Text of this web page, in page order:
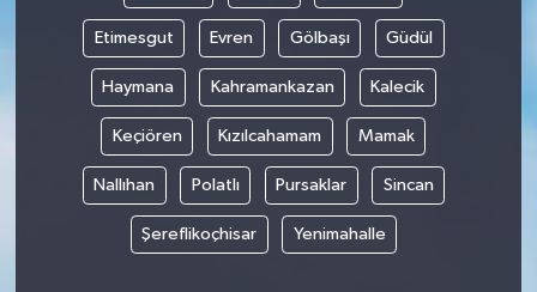
Etimesgut Evren Gölbaşı Güdül
Haymana Kahramankazan Kalecik
Keçiören Kızılcahamam Mamak
Nallıhan Polatlı Pursaklar Sincan
Şereflikoçhisar Yenimahalle